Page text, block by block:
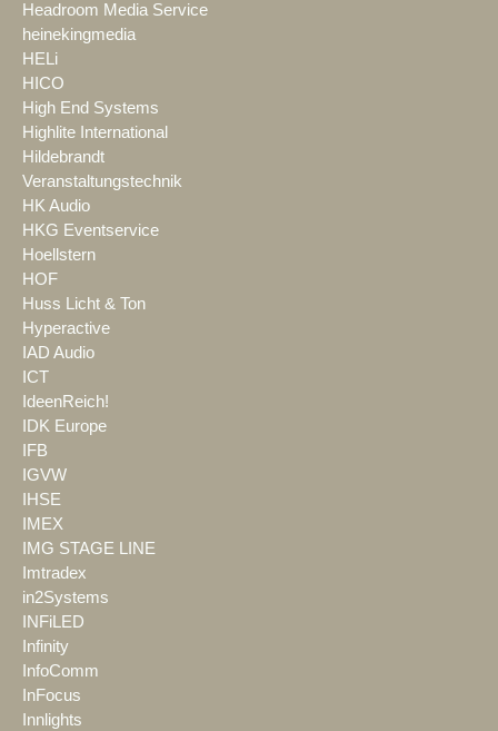
Headroom Media Service
heinekingmedia
HELi
HICO
High End Systems
Highlite International
Hildebrandt
Veranstaltungstechnik
HK Audio
HKG Eventservice
Hoellstern
HOF
Huss Licht & Ton
Hyperactive
IAD Audio
ICT
IdeenReich!
IDK Europe
IFB
IGVW
IHSE
IMEX
IMG STAGE LINE
Imtradex
in2Systems
INFiLED
Infinity
InfoComm
InFocus
Innlights